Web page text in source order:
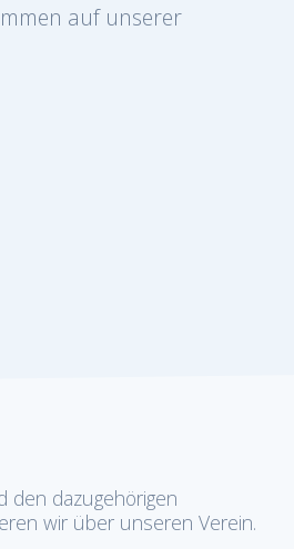
auf unserer
den dazugehörigen
wir über unseren Verein.